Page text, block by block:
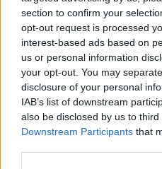
section to confirm your
opt-out request is processed
interest-based ads based on
us or personal information
your opt-out. You may
disclosure of your personal
IAB’s list of downstream
also be disclosed by us to
Downstream Participants that
«Φούντωσε»
στο οδικό δίκτυο
(+Φωτο)
Σε έξαρση βρίσκεται από
ιδιαίτερα τον μήνα που
βλάστησης εκατέρωθεν
Καρδίτσας που σε πολλά